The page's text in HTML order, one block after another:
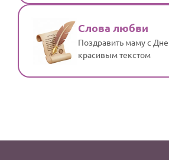
Слова любви
Поздравить маму с
красивым текстом